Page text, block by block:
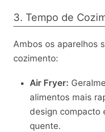
3. Tempo de
Ambos os aparelhos
cozimento:
Air Fryer:
alimentos mais
design compacto
quente.